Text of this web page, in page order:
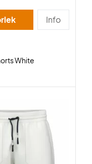
Info
White